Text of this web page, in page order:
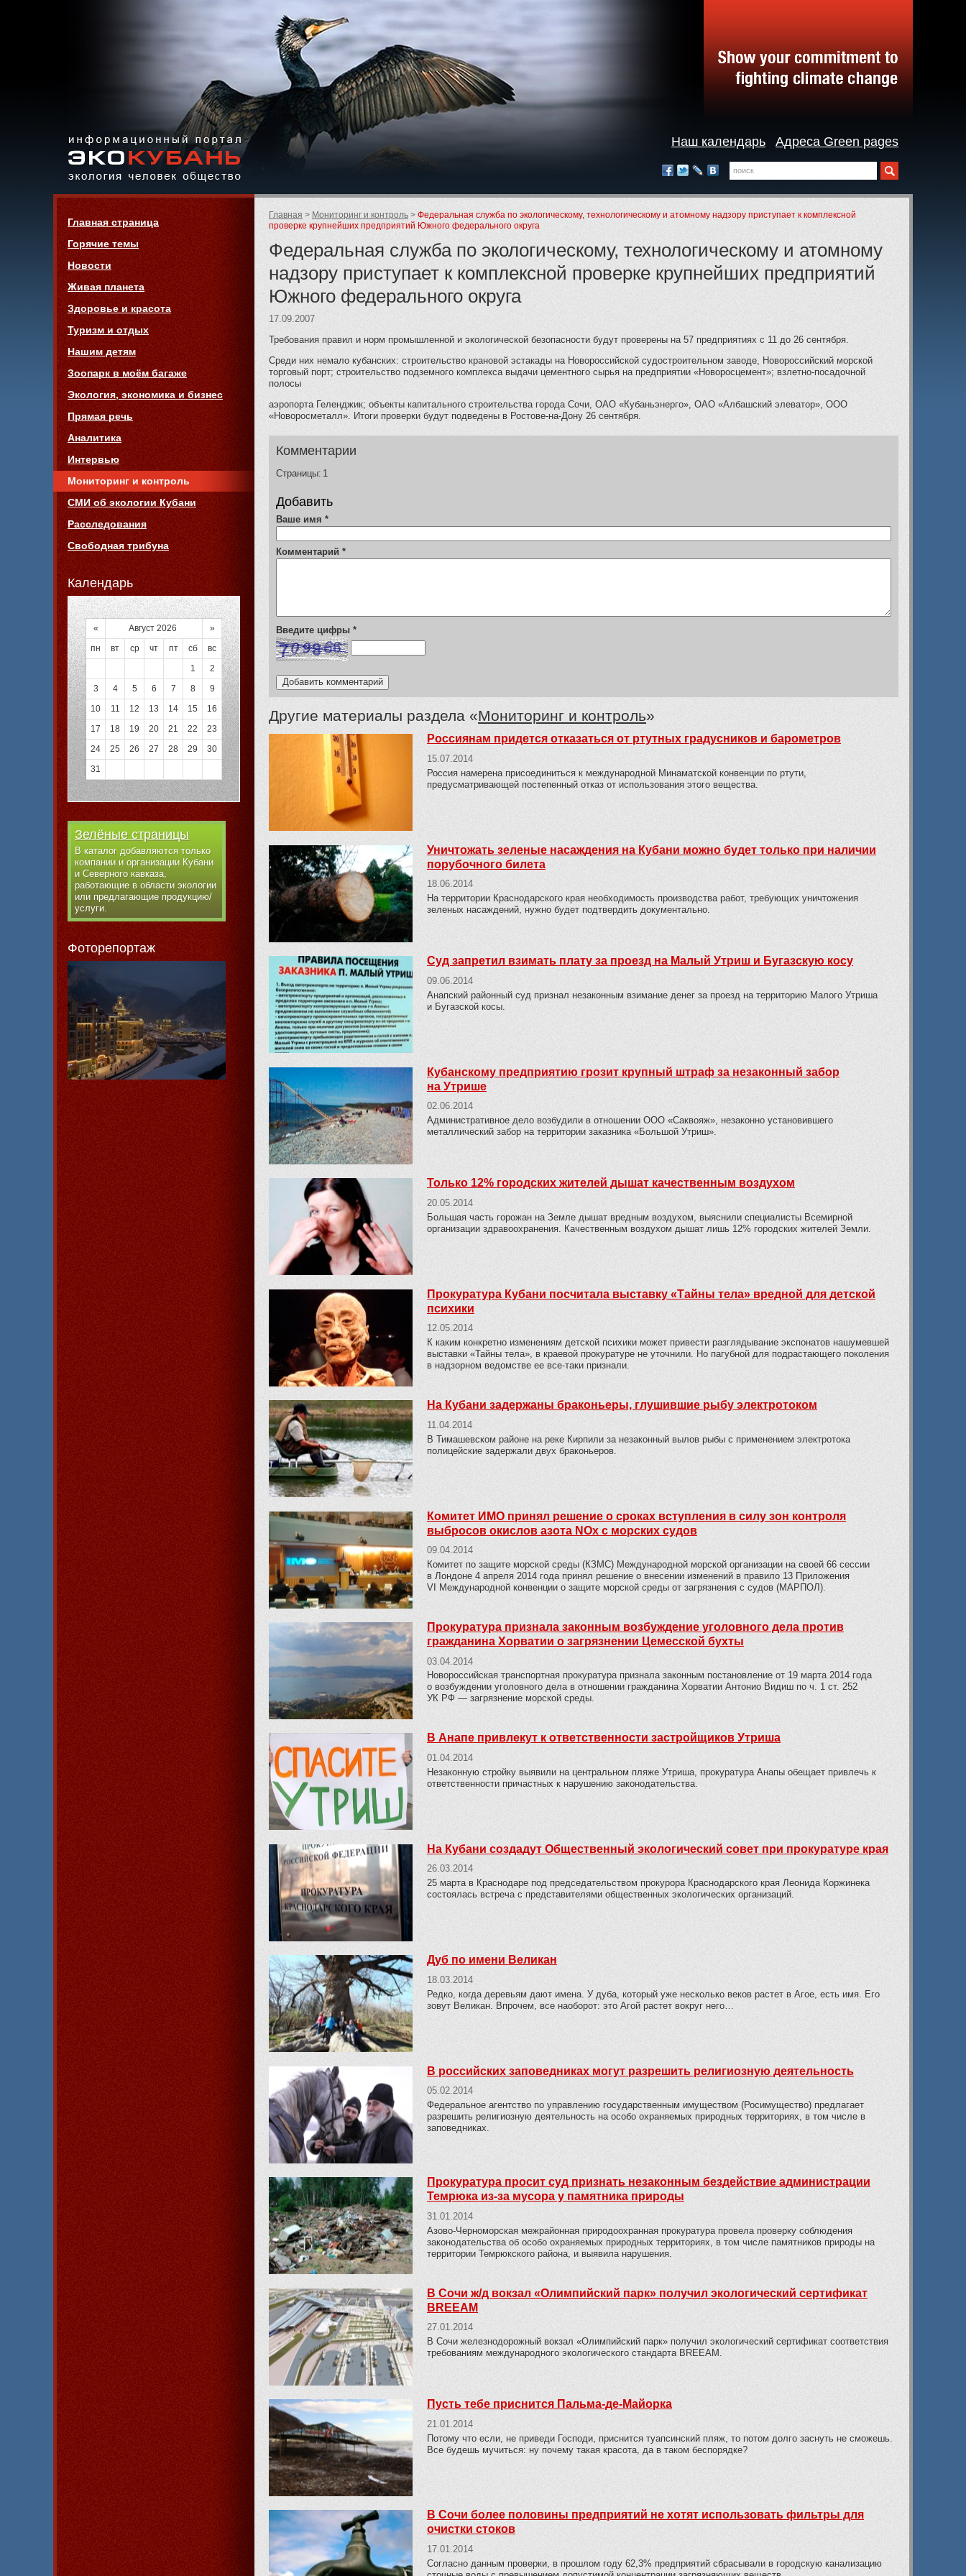
Информационный портал
«ЭКО-КУБАНЬ»
Наш календарь Адреса Green pages
Родительские
страницы:
Главная Мониторинг и контроль
Федеральная служба по экологическому, технологическому и атомному надзору приступает к комплексной
проверке крупнейших предприятий Южного федерального округа
Федеральная служба по экологическому, технологическому и атомному
надзору приступает к комплексной проверке крупнейших предприятий
Южного федерального округа
17.09.2007
Требования правил и норм промышленной и экологической безопасности будут проверены на 57 предприятиях с 11 до 26 сентября.
Среди них немало кубанских: строительство крановой эстакады на Новороссийской судостроительном заводе, Новороссийский морской
торговый порт; строительство подземного комплекса выдачи цементного сырья на предприятии «Новоросцемент»; взлетно-посадочной
полосы
аэропорта Геленджик; объекты капитального строительства города Сочи, ОАО «Кубаньэнерго», ОАО «Албашский элеватор», ООО
«Новоросметалл». Итоги проверки будут подведены в Ростове-на-Дону 26 сентября.
Комментарии
Страницы: 1
Добавить
Ваше имя *
Комментарий *
Введите цифры *
Другие материалы раздела «Мониторинг и контроль»
Россиянам придется отказаться от ртутных градусников и барометров
15.07.2014
Россия намерена присоединиться к международной Минаматской конвенции по ртути,
предусматривающей постепенный отказ от использования этого вещества.
Уничтожать зеленые насаждения на Кубани можно будет только при наличии
порубочного билета
18.06.2014
На территории Краснодарского края необходимость производства работ, требующих уничтожения
зеленых насаждений, нужно будет подтвердить документально.
Суд запретил взимать плату за проезд на Малый Утриш и Бугазскую косу
09.06.2014
Анапский районный суд признал незаконным взимание денег за проезд на территорию Малого Утриша
и Бугазской косы.
Кубанскому предприятию грозит крупный штраф за незаконный забор
на Утрише
02.06.2014
Административное дело возбудили в отношении ООО «Саквояж», незаконно установившего
металлический забор на территории заказника «Большой Утриш».
Только 12% городских жителей дышат качественным воздухом
20.05.2014
Большая часть горожан на Земле дышат вредным воздухом, выяснили специалисты Всемирной
организации здравоохранения. Качественным воздухом дышат лишь 12% городских жителей Земли.
Прокуратура Кубани посчитала выставку «Тайны тела» вредной для детской
психики
12.05.2014
К каким конкретно изменениям детской психики может привести разглядывание экспонатов нашумевшей
выставки «Тайны тела», в краевой прокуратуре не уточнили. Но пагубной для подрастающего поколения
в надзорном ведомстве ее все-таки признали.
На Кубани задержаны браконьеры, глушившие рыбу электротоком
11.04.2014
В Тимашевском районе на реке Кирпили за незаконный вылов рыбы с применением электротока
полицейские задержали двух браконьеров.
Комитет ИМО принял решение о сроках вступления в силу зон контроля
выбросов окислов азота NOx с морских судов
09.04.2014
Комитет по защите морской среды (КЗМС) Международной морской организации на своей 66 сессии
в Лондоне 4 апреля 2014 года принял решение о внесении изменений в правило 13 Приложения
VI Международной конвенции о защите морской среды от загрязнения с судов (МАРПОЛ).
Прокуратура признала законным возбуждение уголовного дела против
гражданина Хорватии о загрязнении Цемесской бухты
03.04.2014
Новороссийская транспортная прокуратура признала законным постановление от 19 марта 2014 года
о возбуждении уголовного дела в отношении гражданина Хорватии Антонио Видиш по ч. 1 ст. 252
УК РФ — загрязнение морской среды.
В Анапе привлекут к ответственности застройщиков Утриша
01.04.2014
Незаконную стройку выявили на центральном пляже Утриша, прокуратура Анапы обещает привлечь к
ответственности причастных к нарушению законодательства.
На Кубани создадут Общественный экологический совет при прокуратуре края
26.03.2014
25 марта в Краснодаре под председательством прокурора Краснодарского края Леонида Коржинека
состоялась встреча с представителями общественных экологических организаций.
Дуб по имени Великан
18.03.2014
Редко, когда деревьям дают имена. У дуба, который уже несколько веков растет в Агое, есть имя. Его
зовут Великан. Впрочем, все наоборот: это Агой растет вокруг него…
В российских заповедниках могут разрешить религиозную деятельность
05.02.2014
Федеральное агентство по управлению государственным имуществом (Росимущество) предлагает
разрешить религиозную деятельность на особо охраняемых природных территориях, в том числе в
заповедниках.
Прокуратура просит суд признать незаконным бездействие администрации
Темрюка из-за мусора у памятника природы
31.01.2014
Азово-Черноморская межрайонная природоохранная прокуратура провела проверку соблюдения
законодательства об особо охраняемых природных территориях, в том числе памятников природы на
территории Темрюкского района, и выявила нарушения.
В Сочи ж/д вокзал «Олимпийский парк» получил экологический сертификат
BREEAM
27.01.2014
В Сочи железнодорожный вокзал «Олимпийский парк» получил экологический сертификат соответствия
требованиям международного экологического стандарта BREEAM.
Пусть тебе приснится Пальма-де-Майорка
21.01.2014
Потому что если, не приведи Господи, приснится туапсинский пляж, то потом долго заснуть не сможешь.
Все будешь мучиться: ну почему такая красота, да в таком беспорядке?
В Сочи более половины предприятий не хотят использовать фильтры для
очистки стоков
17.01.2014
Согласно данным проверки, в прошлом году 62,3% предприятий сбрасывали в городскую канализацию
Навигация
Главная страница
Горячие темы
Новости
Живая планета
Здоровье и красота
Туризм и отдых
Нашим детям
Зоопарк в моём багаже
Экология, экономика и бизнес
Прямая речь
Аналитика
Интервью
Мониторинг и контроль
СМИ об экологии Кубани
Расследования
Свободная трибуна
Календарь
« Август 2026
»
пн
вт ср чт пт сб
вс
1
2
3
4 5 6 7 8
9
10
11 12 13 14 15
16
17
18 19 20 21 22
23
24
25 26 27 28 29
30
31
Зелёные страницы
В каталог добавляются только
компании и организации Кубани
и Северного кавказа,
работающие в области экологии
или предлагающие продукцию/
услуги.
Фоторепортаж
Мы
социальных
LiveJournal
Вконтакте
Поиск